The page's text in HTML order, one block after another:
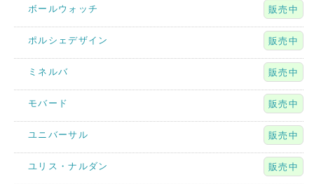
ボールウォッチ 販売中
ポルシェデザイン 販売中
ミネルバ 販売中
モバード 販売中
ユニバーサル 販売中
ユリス・ナルダン 販売中